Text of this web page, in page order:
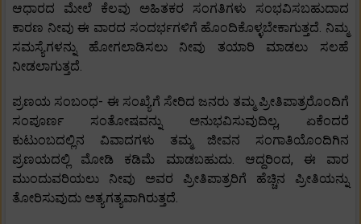
ಆಧಾರದ ಮೇಲೆ ಕೆಲವು ಅಹಿತಕರ ಸಂಗತಿಗಳು ಸಂಭವಿಸಬಹುದಾದ
ಕಾರಣ ನೀವು ಈ ವಾರದ ಸಂದರ್ಭಗಳಿಗೆ ಹೊಂದಿಕೊಳ್ಳಬೇಕಾಗುತ್ತದೆ. ನಿಮ್ಮ
ಸಮಸ್ಯೆಗಳನ್ನು ಹೋಗಲಾಡಿಸಲು ನೀವು ತಯಾರಿ ಮಾಡಲು ಸಲಹೆ
ನೀಡಲಾಗುತ್ತದೆ.
ಪ್ರಣಯ ಸಂಬಂಧ- ಈ ಸಂಖ್ಯೆಗೆ ಸೇರಿದ ಜನರು ತಮ್ಮ ಪ್ರೀತಿಪಾತ್ರರೊಂದಿಗೆ
ಸಂಪೂರ್ಣ ಸಂತೋಷವನ್ನು ಅನುಭವಿಸುವುದಿಲ್ಲ, ಏಕೆಂದರೆ
ಕುಟುಂಬದಲ್ಲಿನ ವಿವಾದಗಳು ತಮ್ಮ ಜೀವನ ಸಂಗಾತಿಯೊಂದಿಗಿನ
ಪ್ರಣಯದಲ್ಲಿ ಮೋಡಿ ಕಡಿಮೆ ಮಾಡಬಹುದು. ಆದ್ದರಿಂದ, ಈ ವಾರ
ಮುಂದುವರಿಯಲು ನೀವು ಅವರ ಪ್ರೀತಿಪಾತ್ರರಿಗೆ ಹೆಚ್ಚಿನ ಪ್ರೀತಿಯನ್ನು
ತೋರಿಸುವುದು ಅತ್ಯಗತ್ಯವಾಗಿರುತ್ತದೆ.